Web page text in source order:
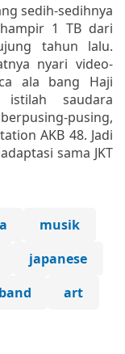
sedih-sedihnya
1 TB dari
tahun lalu.
nyari video-
ala bang Haji
istilah saudara
pusing,
AKB 48. Jadi
sama JKT
musik
japanese
band
art